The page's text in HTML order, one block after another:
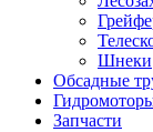
Шнеки
Обсадные
Запчасти